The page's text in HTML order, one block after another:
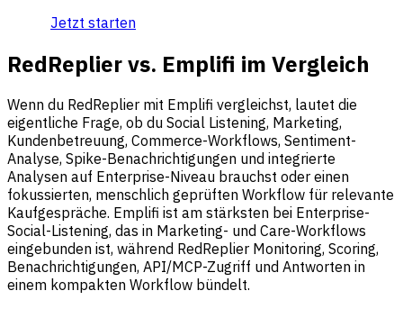
Jetzt starten
RedReplier vs. Emplifi im Vergleich
Wenn du RedReplier mit Emplifi vergleichst, lautet die
eigentliche Frage, ob du Social Listening, Marketing,
Kundenbetreuung, Commerce-Workflows, Sentiment-
Analyse, Spike-Benachrichtigungen und integrierte
Analysen auf Enterprise-Niveau brauchst oder einen
fokussierten, menschlich geprüften Workflow für relevante
Kaufgespräche. Emplifi ist am stärksten bei Enterprise-
Social-Listening, das in Marketing- und Care-Workflows
eingebunden ist, während RedReplier Monitoring, Scoring,
Benachrichtigungen, API/MCP-Zugriff und Antworten in
einem kompakten Workflow bündelt.